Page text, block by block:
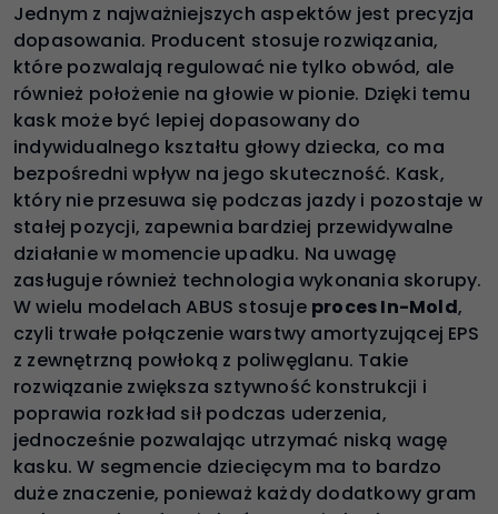
Jednym z najważniejszych aspektów jest precyzja
dopasowania. Producent stosuje rozwiązania,
które pozwalają regulować nie tylko obwód, ale
również położenie na głowie w pionie. Dzięki temu
kask może być lepiej dopasowany do
indywidualnego kształtu głowy dziecka, co ma
bezpośredni wpływ na jego skuteczność. Kask,
który nie przesuwa się podczas jazdy i pozostaje w
stałej pozycji, zapewnia bardziej przewidywalne
działanie w momencie upadku. Na uwagę
zasługuje również technologia wykonania skorupy.
W wielu modelach ABUS stosuje proces In-Mold,
czyli trwałe połączenie warstwy amortyzującej EPS
z zewnętrzną powłoką z poliwęglanu. Takie
rozwiązanie zwiększa sztywność konstrukcji i
poprawia rozkład sił podczas uderzenia,
jednocześnie pozwalając utrzymać niską wagę
kasku. W segmencie dziecięcym ma to bardzo
duże znaczenie, ponieważ każdy dodatkowy gram